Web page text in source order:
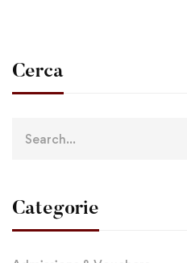
Cerca
Categorie